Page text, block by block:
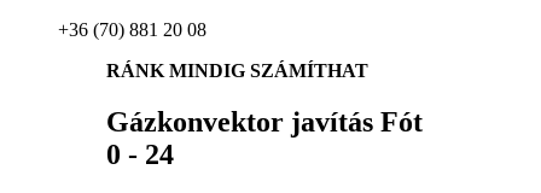
+36 (70) 881 20 08
RÁNK MINDIG SZÁMÍTHAT
Gázkonvektor javítás Fót
0 - 24